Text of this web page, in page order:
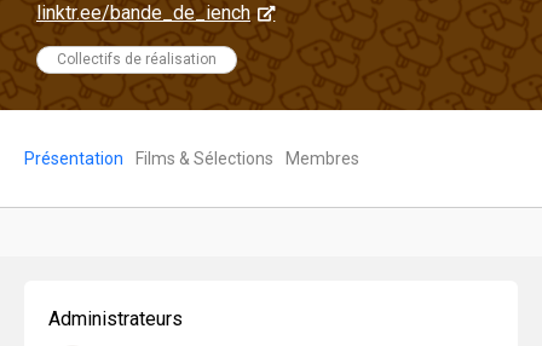
linktr.ee/bande_de_iench
Collectifs de réalisation
Présentation Films & Sélections Membres
Administrateurs